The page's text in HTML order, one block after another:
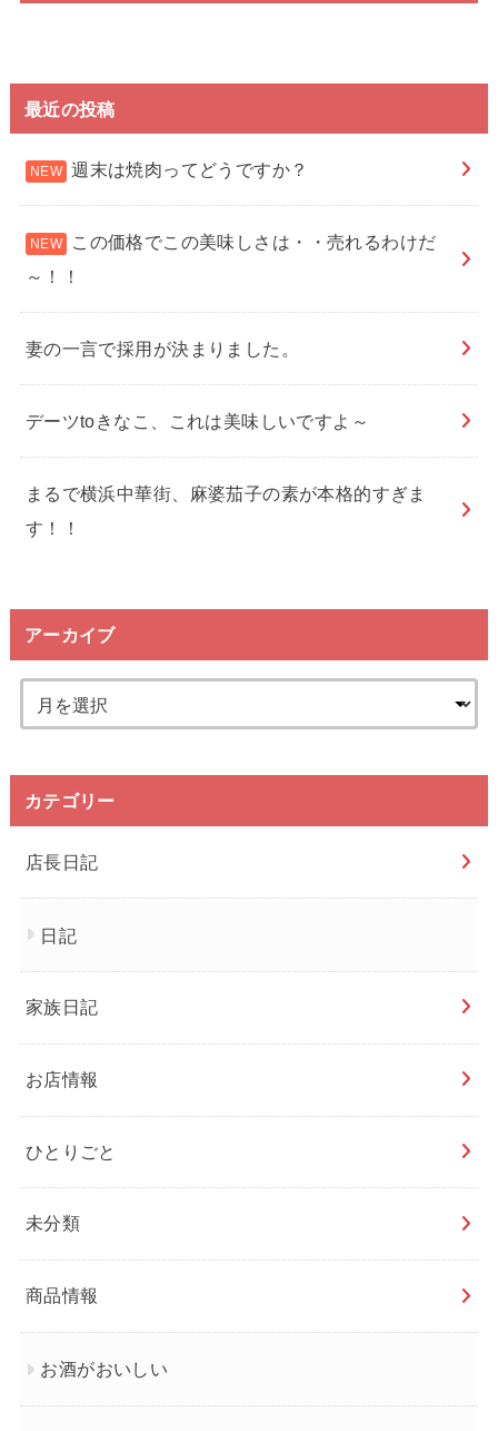
最近の投稿
週末は焼肉ってどうですか？
この価格でこの美味しさは・・売れるわけだ
～！！
妻の一言で採用が決まりました。
デーツtoきなこ、これは美味しいですよ～
まるで横浜中華街、麻婆茄子の素が本格的すぎま
す！！
アーカイブ
カテゴリー
店長日記
日記
家族日記
お店情報
ひとりごと
未分類
商品情報
お酒がおいしい